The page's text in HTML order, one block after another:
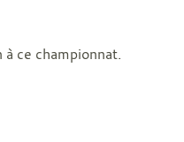
ce championnat.